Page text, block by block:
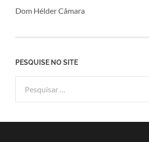
Dom Hélder Câmara
PESQUISE NO SITE
por: